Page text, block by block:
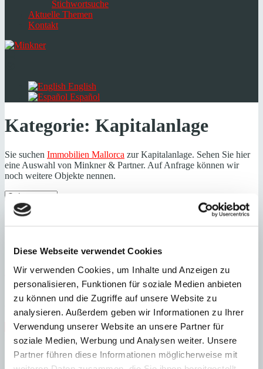
Diese Webseite verwendet Cookies
Wir verwenden Cookies, um Inhalte und Anzeigen zu
personalisieren, Funktionen für soziale Medien anbieten
zu können und die Zugriffe auf unsere Website zu
analysieren. Außerdem geben wir Informationen zu Ihrer
Verwendung unserer Website an unsere Partner für
soziale Medien, Werbung und Analysen weiter. Unsere
Partner führen diese Informationen möglicherweise mit
Stichwortsuche
Aktuelle Themen
Kontakt
English
Español
Kategorie: Kapitalanlage
Sie suchen Immobilien Mallorca zur Kapitalanlage. Sehen Sie hier
eine Auswahl von Minkner & Partner. Auf Anfrage können wir
noch weitere Objekte nennen.
PalmaHochwertige Neubau-Anlage
Preis:
Ref:20086-A
Immobilie anzeigen
Heizung Fußbodenheizung